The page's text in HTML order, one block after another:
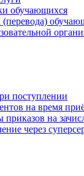
обучающихся
поступлении
на время
на
через